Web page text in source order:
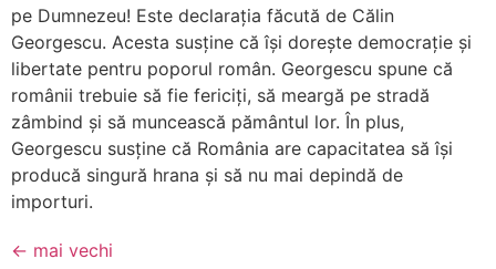
pe Dumnezeu! Este declarația făcută de Călin
Georgescu. Acesta susține că își dorește democrație și
libertate pentru poporul român. Georgescu spune că
românii trebuie să fie fericiți, să meargă pe stradă
zâmbind și să muncească pământul lor. În plus,
Georgescu susține că România are capacitatea să își
producă singură hrana și să nu mai depindă de
importuri.
← mai vechi